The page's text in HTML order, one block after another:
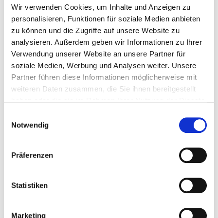
Wir verwenden Cookies, um Inhalte und Anzeigen zu
personalisieren, Funktionen für soziale Medien anbieten
zu können und die Zugriffe auf unsere Website zu
analysieren. Außerdem geben wir Informationen zu Ihrer
Verwendung unserer Website an unsere Partner für
soziale Medien, Werbung und Analysen weiter. Unsere
Partner führen diese Informationen möglicherweise mit
weiteren Daten zusammen, die Sie ihnen bereitgestellt
Notwendig
Präferenzen
Statistiken
Marketing